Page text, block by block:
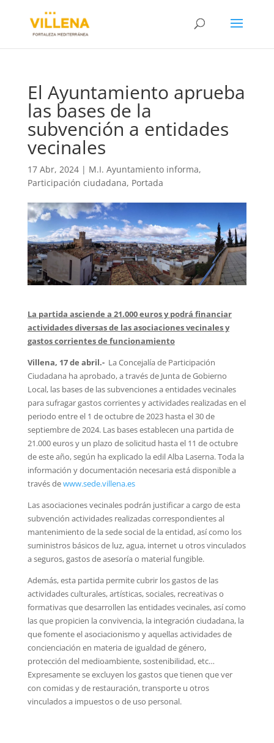
El Ayuntamiento aprueba
las bases de la
subvención a entidades
vecinales
17 Abr, 2024| M.I. Ayuntamiento informa,
Participación ciudadana, Portada
La partida asciende a 21.000 euros y podrá financiar
actividades diversas de las asociaciones vecinales y
gastos corrientes de funcionamiento
Villena, 17 de abril.- La Concejalía de Participación
Ciudadana ha aprobado, a través de Junta de Gobierno
Local, las bases de las subvenciones a entidades vecinales
para sufragar gastos corrientes y actividades realizadas en el
periodo entre el 1 de octubre de 2023 hasta el 30 de
septiembre de 2024. Las bases establecen una partida de
21.000 euros y un plazo de solicitud hasta el 11 de octubre
de este año, según ha explicado la edil Alba Laserna. Toda la
información y documentación necesaria está disponible a
través dewww.sede.villena.es
Las asociaciones vecinales podrán justificar a cargo de esta
subvención actividades realizadas correspondientes al
mantenimiento de la sede social de la entidad, así como los
suministros básicos de luz, agua, internet u otros vinculados
a seguros, gastos de asesoría o material fungible.
Además, esta partida permite cubrir los gastos de las
actividades culturales, artísticas, sociales, recreativas o
formativas que desarrollen las entidades vecinales, así como
las que propicien la convivencia, la integración ciudadana, la
que fomente el asociacionismo y aquellas actividades de
concienciación en materia de igualdad de género,
protección del medioambiente, sostenibilidad, etc…
Expresamente se excluyen los gastos que tienen que ver
con comidas y de restauración, transporte u otros
vinculados a impuestos o de uso personal.